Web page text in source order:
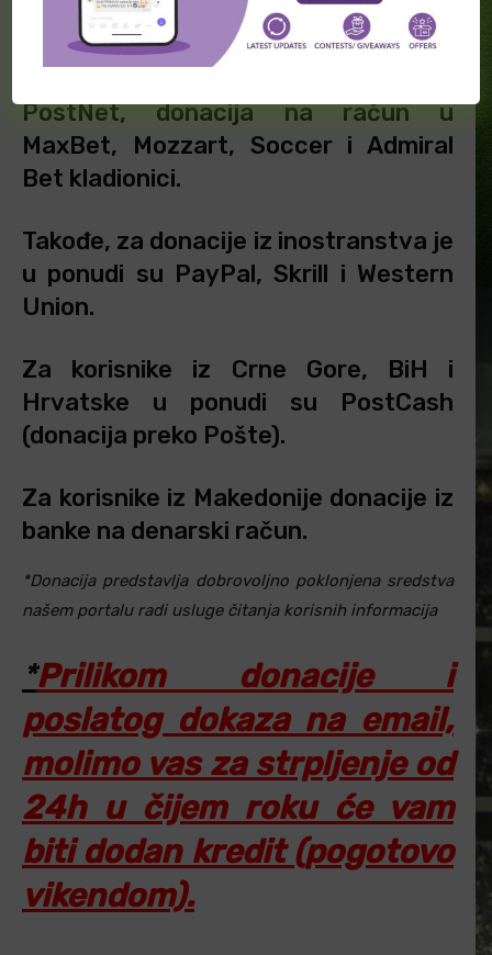
način donacije želite da koristite.
PostNet, donacija na račun u
MaxBet, Mozzart, Soccer i Admiral
Bet kladionici.
Takođe, za donacije iz inostranstva je
u ponudi su PayPal, Skrill i Western
Union.
Za korisnike iz Crne Gore, BiH i
Hrvatske u ponudi su PostCash
(donacija preko Pošte).
Za korisnike iz Makedonije donacije iz
banke na denarski račun.
*Donacija predstavlja dobrovoljno poklonjena sredstva
našem portalu radi usluge čitanja korisnih informacija
*Prilikom donacije i
poslatog dokaza na email,
molimo vas za strpljenje od
24h u čijem roku će vam
biti dodan kredit (pogotovo
vikendom).